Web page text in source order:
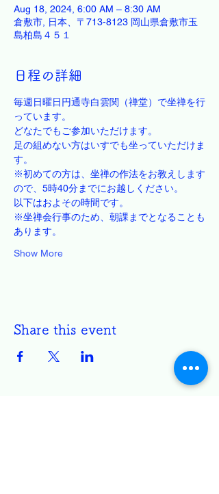
Aug 18, 2024, 6:00 AM – 8:30 AM
倉敷市, 日本、〒713-8123 岡山県倉敷市玉
島柏島４５１
日程の詳細
毎週日曜日円通寺白雲関（禅堂）で坐禅を行
っています。
どなたでもご参加いただけます。
足の組めない方はいすでも坐っていただけま
す。
※初めての方は、坐禅の作法をお教えします
ので、5時40分までにお越しください。
以下はおよその時間です。
※坐禅会行事のため、朝課までとなることも
あります。
Show More
Share this event